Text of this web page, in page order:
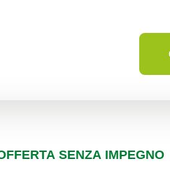
SENZA IMPEGNO